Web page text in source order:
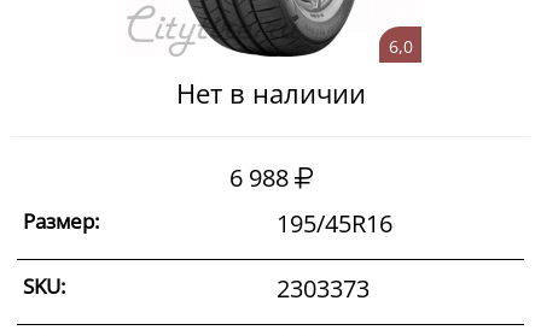
6,0
Нет в наличии
6 988
Размер: 195/45R16
SKU: 2303373